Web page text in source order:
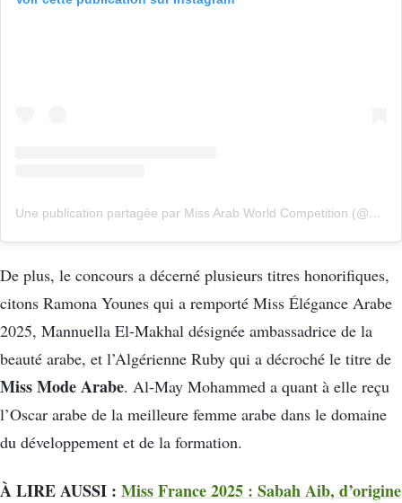
Une publication partagée par Miss Arab World Competition (@missarabworldofficial)
De plus, le concours a décerné plusieurs titres honorifiques,
citons Ramona Younes qui a remporté Miss Élégance Arabe
2025, Mannuella El-Makhal désignée ambassadrice de la
beauté arabe, et l’Algérienne Ruby qui a décroché le titre de
Miss Mode Arabe. Al-May Mohammed a quant à elle reçu
l’Oscar arabe de la meilleure femme arabe dans le domaine
du développement et de la formation.
À LIRE AUSSI : Miss France 2025 : Sabah Aib, d’origine